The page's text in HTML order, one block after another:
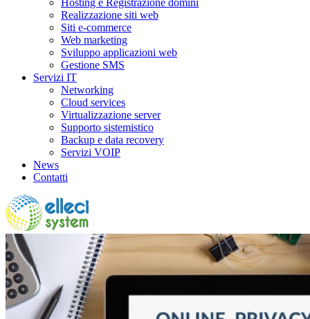
Hosting e Registrazione domini
Realizzazione siti web
Siti e-commerce
Web marketing
Sviluppo applicazioni web
Gestione SMS
Servizi IT
Networking
Cloud services
Virtualizzazione server
Supporto sistemistico
Backup e data recovery
Servizi VOIP
News
Contatti